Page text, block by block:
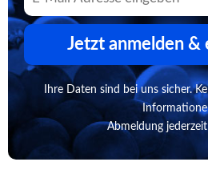
Jetzt anmelden &
Ihre Daten sind bei uns sicher.
Abmeldung